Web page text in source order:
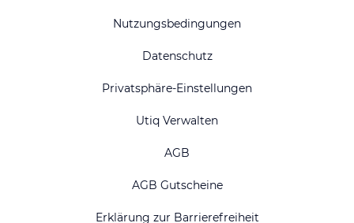
Nutzungsbedingungen
Datenschutz
Privatsphäre-Einstellungen
Utiq Verwalten
AGB
AGB Gutscheine
Erklärung zur Barrierefreiheit